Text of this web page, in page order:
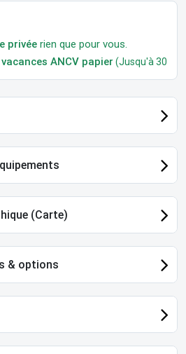
privée rien que pour vous.
ANCV papier (Jusqu'à 30
(Carte)
& options